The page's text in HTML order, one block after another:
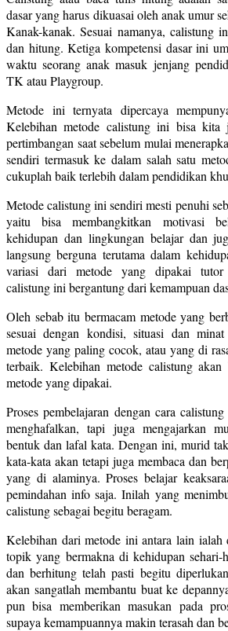
dasar yang harus dikuasai oleh anak umur
Kanak-kanak. Sesuai namanya, calistung
dan hitung. Ketiga kompetensi dasar ini
waktu seorang anak masuk jenjang
TK atau Playgroup.
Metode ini ternyata dipercaya
Kelebihan metode calistung ini bisa kita
pertimbangan saat sebelum mulai
sendiri termasuk ke dalam salah satu
cukuplah baik terlebih dalam pendidikan
Metode calistung ini sendiri mesti penuhi
yaitu bisa membangkitkan motivasi
kehidupan dan lingkungan belajar dan
langsung berguna terutama dalam
variasi dari metode yang dipakai tutor
calistung ini bergantung dari kemampuan
Oleh sebab itu bermacam metode yang
sesuai dengan kondisi, situasi dan
metode yang paling cocok, atau yang di
terbaik. Kelebihan metode calistung akan
metode yang dipakai.
Proses pembelajaran dengan cara
menghafalkan, tapi juga mengajarkan
bentuk dan lafal kata. Dengan ini, murid
kata-kata akan tetapi juga membaca dan
yang di alaminya. Proses belajar
pemindahan info saja. Inilah yang
calistung sebagai begitu beragam.
Kelebihan dari metode ini antara lain ialah
topik yang bermakna di kehidupan sehari-
dan berhitung telah pasti begitu
akan sangatlah membantu buat ke
pun bisa memberikan masukan pada
supaya kemampuannya makin terasah dan